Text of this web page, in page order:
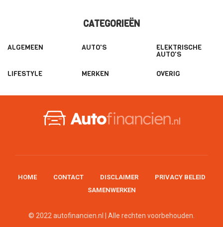
CATEGORIEËN
ALGEMEEN AUTO'S ELEKTRISCHE
AUTO'S
LIFESTYLE MERKEN OVERIG
HOME CONTACT DISCLAIMER
PRIVACY BELEID
SAMENWERKEN
© 2022 autofinancien.nl | Alle rechten voorbehouden.